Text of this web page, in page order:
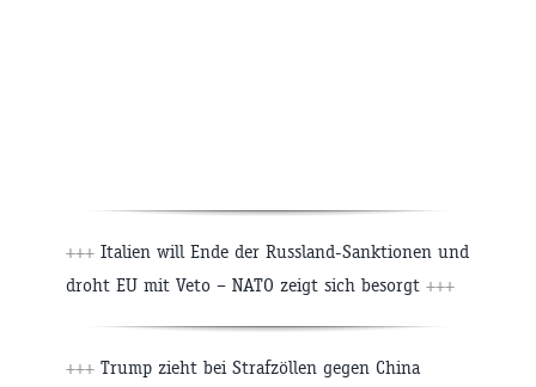
+++ Italien will Ende der Russland-Sanktionen und
droht EU mit Veto – NATO zeigt sich besorgt +++
+++ Trump zieht bei Strafzöllen gegen China